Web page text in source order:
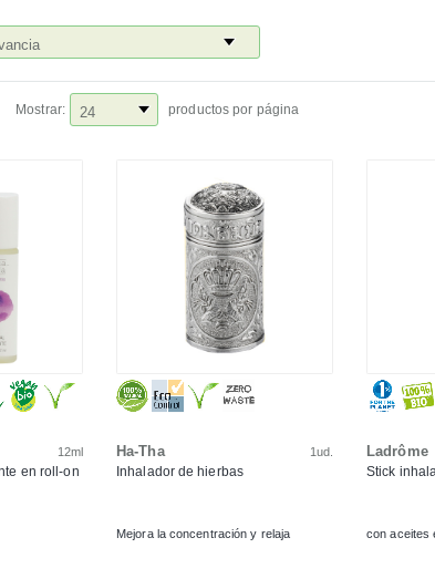
Mostrar: productos por página
12ml
en roll-on
Ha-Tha 1ud.
Inhalador de hierbas
Mejora la concentración y relaja
Ladrôme
Stick
con aceites